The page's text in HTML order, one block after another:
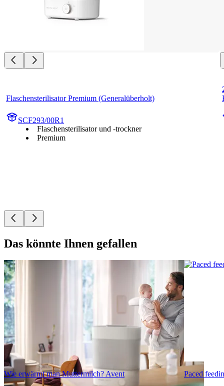
Flaschensterilisator Premium (Generalüberholt)
SCF293/00R1
Flaschensterilisator und -trockner
Premium
Das könnte Ihnen gefallen
Wie erwärmt man Muttermilch? Avent Paced